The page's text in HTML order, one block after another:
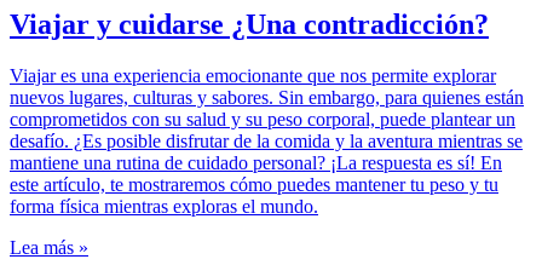
Viajar y cuidarse ¿Una contradicción?
Viajar es una experiencia emocionante que nos permite explorar
nuevos lugares, culturas y sabores. Sin embargo, para quienes están
comprometidos con su salud y su peso corporal, puede plantear un
desafío. ¿Es posible disfrutar de la comida y la aventura mientras se
mantiene una rutina de cuidado personal? ¡La respuesta es sí! En
este artículo, te mostraremos cómo puedes mantener tu peso y tu
forma física mientras exploras el mundo.
Lea más »